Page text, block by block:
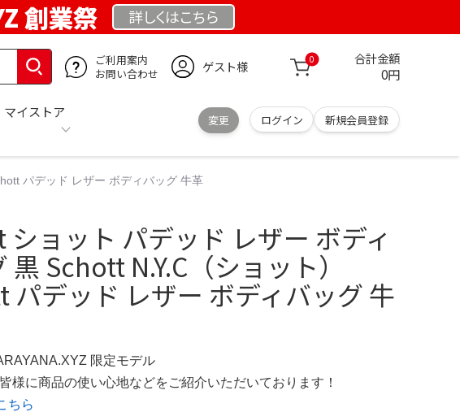
創業祭 詳しくはこちら
ご利用案内
お問い合わせ
ゲスト様 0 合計金額
0円
マイストア
変更 ログイン 新規会員登録
パデッド レザー ボディバッグ 牛革
ョット パデッド レザー ボディ
黒 Schott N.Y.C（ショット）
パデッド レザー ボディバッグ 牛
限定モデル
様に商品の使い心地などをご紹介いただいております！
ちら